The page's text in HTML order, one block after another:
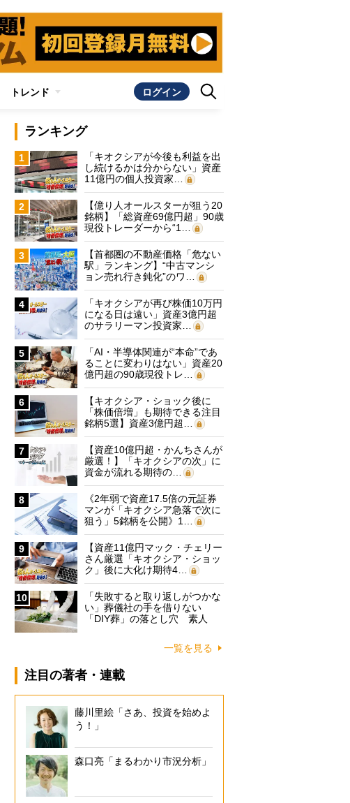
トレンド ログイン
ランキング
1
「キオクシアが今後も利益を出
し続けるかは分からない」資産
11億円の個人投資家…
2
【億り人オールスターが狙う20
銘柄】「総資産69億円超」90歳
現役トレーダーから“1…
3
【首都圏の不動産価格「危ない
駅」ランキング】“中古マンシ
ョン売れ行き鈍化”のワ…
4
「キオクシアが再び株価10万円
になる日は遠い」資産3億円超
のサラリーマン投資家…
5
「AI・半導体関連が“本命”であ
ることに変わりはない」資産20
億円超の90歳現役トレ…
6
【キオクシア・ショック後に
「株価倍増」も期待できる注目
銘柄5選】資産3億円超…
7
【資産10億円超・かんちさんが
厳選！】「キオクシアの次」に
資金が流れる期待の…
8
《2年弱で資産17.5倍の元証券
マンが「キオクシア急落で次に
狙う」5銘柄を公開》1…
9
【資産11億円マック・チェリー
さん厳選「キオクシア・ショッ
ク」後に大化け期待4…
10
「失敗すると取り返しがつかな
い」葬儀社の手を借りない
「DIY葬」の落とし穴 素人
一覧を見る
注目の著者・連載
藤川里絵「さあ、投資を始めよ
う！」
森口亮「まるわかり市況分析」